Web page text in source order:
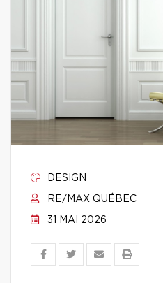
DESIGN
RE/MAX QUÉBEC
31 MAI 2026